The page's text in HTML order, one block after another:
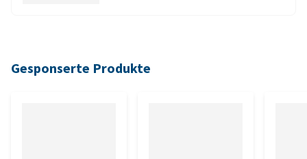
Gesponserte Produkte